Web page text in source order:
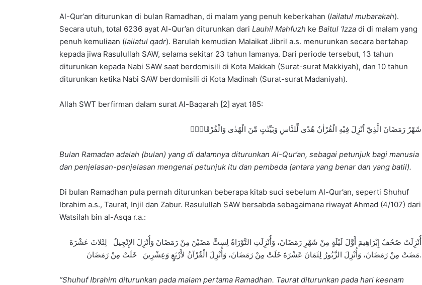
Al-Qur’an diturunkan di bulan Ramadhan, di malam yang penuh keberkahan (lailatul mubarakah).
Secara utuh, total 6236 ayat Al-Qur’an diturunkan dari Lauhil Mahfuzh ke Baitul ‘Izza di di malam yang
penuh kemuliaan (lailatul qadr). Barulah kemudian Malaikat Jibril a.s. menurunkan secara bertahap
kepada jiwa Rasulullah SAW, selama sekitar 23 tahun lamanya. Dari periode tersebut, 13 tahun
diturunkan kepada Nabi SAW saat berdomisili di Kota Makkah (Surat-surat Makkiyah), dan 10 tahun
diturunkan ketika Nabi SAW berdomisili di Kota Madinah (Surat-surat Madaniyah).
Allah SWT berfirman dalam surat Al-Baqarah [2] ayat 185:
شَهْرُ رَمَضَانَ الَّذِيْٓ اُنْزِلَ فِيْهِ الْقُرْاٰنُ هُدًى لِّلنَّاسِ وَبَيِّنٰتٍ مِّنَ الْهُدٰى وَالْفُرْقَانِۚ
Bulan Ramadan adalah (bulan) yang di dalamnya diturunkan Al-Qur’an, sebagai petunjuk bagi manusia
dan penjelasan-penjelasan mengenai petunjuk itu dan pembeda (antara yang benar dan yang batil).
Di bulan Ramadhan pula pernah diturunkan beberapa kitab suci sebelum Al-Qur’an, seperti Shuhuf
Ibrahim a.s., Taurat, Injil dan Zabur. Rasulullah SAW bersabda sebagaimana riwayat Ahmad (4/107) dari
Watsilah bin al-Asqa r.a.:
أُنْزِلَتْ صُحُفُ إِبْرَاهِيمَ أَوَّلَ لَيْلَةٍ مِنْ شَهْرِ رَمَضَانَ، وَأُنْزِلَتِ التَّوْرَاةُ لِسِتٍّ مَضَيْنَ مِنْ رَمَضَانَ وَأُنْزِلَ الإِنْجِيلُ لِثَلاثَ عَشْرَةَ
مَضَتْ مِنْ رَمَضَانَ، وَأُنْزِلَ الزَّبُورُ لِثَمَانَ عَشْرَةَ خَلَتْ مِنْ رَمَضَانَ، وَأُنْزِلَ الْقُرْآنُ لأَرْبَعٍ وَعِشْرِينَ خَلَتْ مِنْ رَمَضَانَ.
“Shuhuf Ibrahim diturunkan pada malam pertama Ramadhan. Taurat diturunkan pada hari keenam